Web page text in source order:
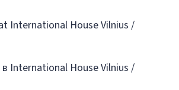
International House Vilnius /
International House Vilnius /